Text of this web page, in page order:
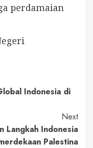
perdamaian
Indonesia di
Next
Langkah Indonesia
Palestina